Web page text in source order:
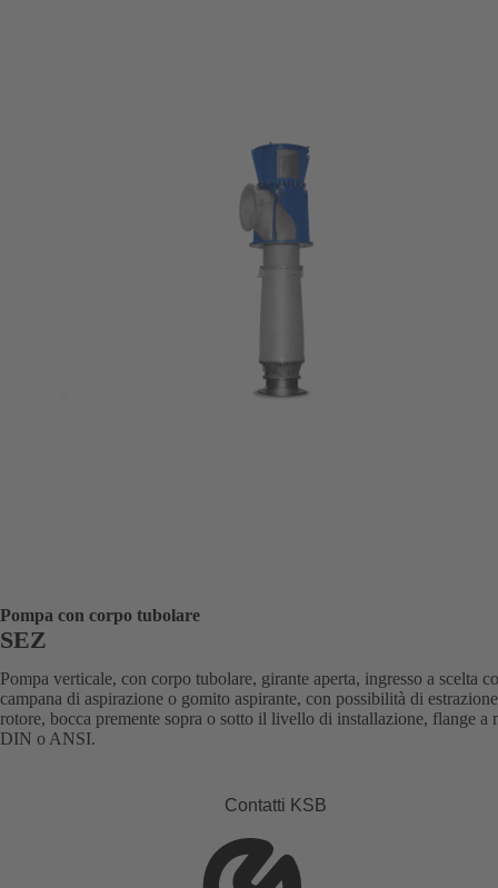
Pompa con corpo tubolare
SEZ
Pompa verticale, con corpo tubolare, girante aperta, ingresso a scelta
campana di aspirazione o gomito aspirante, con possibilità di
rotore, bocca premente sopra o sotto il livello di installazione, flange a
DIN o ANSI.
Contatti KSB